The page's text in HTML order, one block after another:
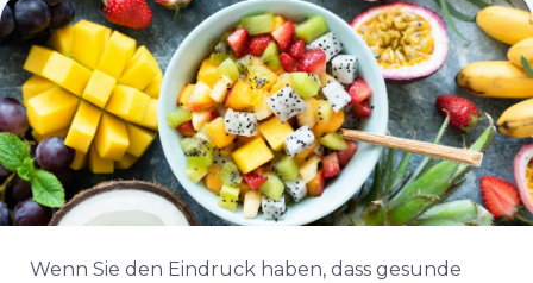
Wenn Sie den Eindruck haben, dass gesunde